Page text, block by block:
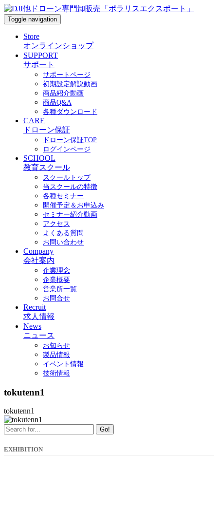
Toggle navigation
Store
オンラインショップ
SUPPORT
サポート
サポートページ
初期設定解説動画
商品紹介動画
商品Q&A
各種ダウンロード
CARE
ドローン保証
ドローン保証TOP
ログインページ
SCHOOL
教育スクール
スクールトップ
当スクールの特徴
各種セミナー
開催予定＆お申込み
セミナー紹介動画
アクセス
よくある質問
お問い合わせ
Company
会社案内
企業理念
企業概要
営業所一覧
お問合せ
Recruit
求人情報
News
ニュース
お知らせ
製品情報
イベント情報
技術情報
tokutenn1
tokutenn1
Go!
EXHIBITION